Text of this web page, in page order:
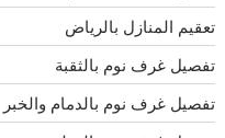
تعقيم المنازل بالرياض
تفصيل غرف نوم بالثقبة
تفصيل غرف نوم بالدمام والخبر